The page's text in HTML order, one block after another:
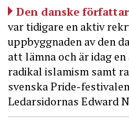
Den danske
var tidigare en aktiv
uppbyggnaden av den
att lämna och är idag
radikal islamism samt
svenska Pride-
Ledarsidornas Edward